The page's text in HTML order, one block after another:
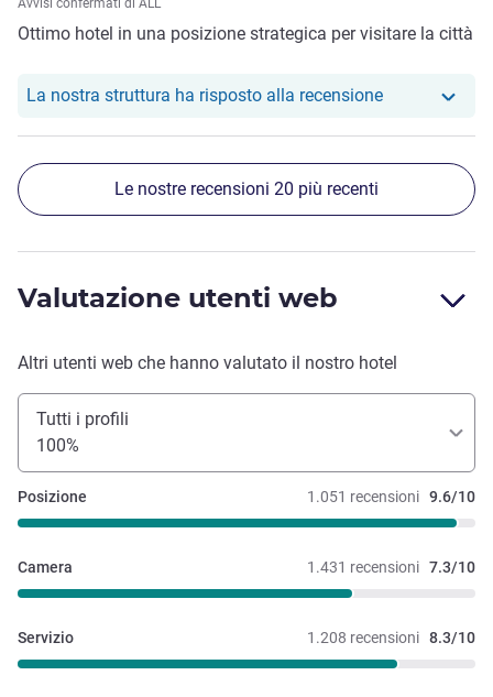
Ottimo hotel in una posizione strategica per visitare la città
La nostra struttura ha risposto alla recensioneIl nostro hotel
Le nostre recensioni 20 più recenti
Valutazione utenti web
Altri utenti web che hanno valutato il nostro hotel
Tutti i profili
100%
1.051 recensioni 9.6/10
Posizione
1.431 recensioni 7.3/10
Camera
1.208 recensioni 8.3/10
Servizio